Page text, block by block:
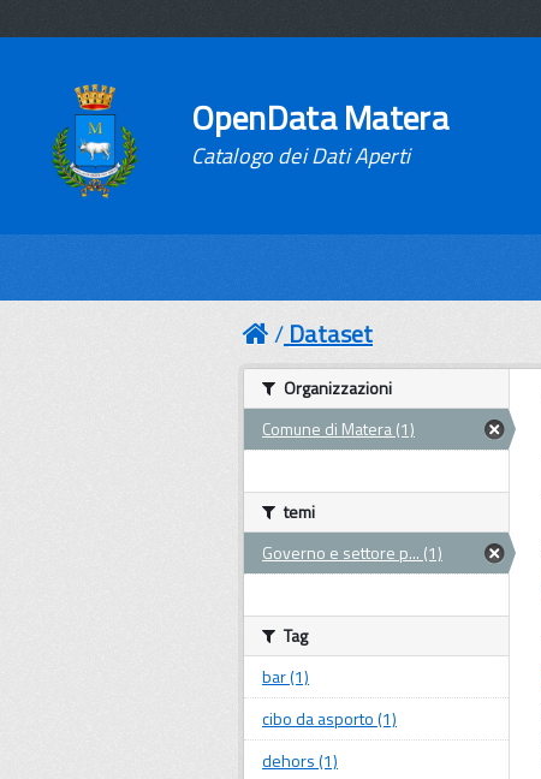
OpenData Matera
Catalogo dei Dati Aperti
Dataset
Organizzazioni
Comune di Matera (1)
temi
Governo e settore p... (1)
Tag
bar (1)
cibo da asporto (1)
dehors (1)